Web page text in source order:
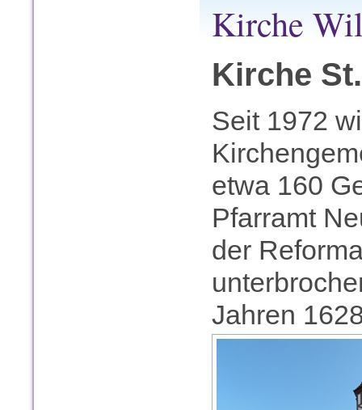
Kirche
Kirche
Seit 1972
etwa 160
Pfarramt
der
Jahren